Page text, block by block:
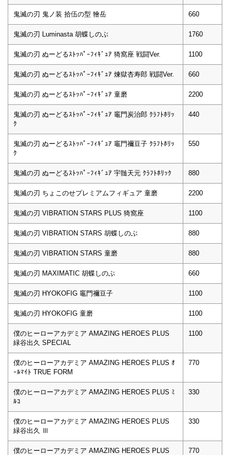
鬼滅の刃 鬼ノ装 拾伍の型 獪岳 660
鬼滅の刃 Luminasta 胡蝶しのぶ 1760
鬼滅の刃 ぬーどるｽﾄｯﾊﾟｰﾌｨｷﾞｭｱ 猗窩座 戦闘Ver. 1100
鬼滅の刃 ぬーどるｽﾄｯﾊﾟｰﾌｨｷﾞｭｱ 煉獄杏寿郎 戦闘Ver. 660
鬼滅の刃 ぬーどるｽﾄｯﾊﾟｰﾌｨｷﾞｭｱ 童磨 2200
鬼滅の刃 ぬーどるｽﾄｯﾊﾟｰﾌｨｷﾞｭｱ 竈門炭治郎 ｸﾗﾌﾄﾎﾘｯ
ｸ
440
鬼滅の刃 ぬーどるｽﾄｯﾊﾟｰﾌｨｷﾞｭｱ 竈門禰豆子 ｸﾗﾌﾄﾎﾘｯ
ｸ
550
鬼滅の刃 ぬーどるｽﾄｯﾊﾟｰﾌｨｷﾞｭｱ 宇髄天元 ｸﾗﾌﾄﾎﾘｯｸ 880
鬼滅の刃 ちょこのせプレミアムフィギュア 童磨 2200
鬼滅の刃 VIBRATION STARS PLUS 猗窩座 1100
鬼滅の刃 VIBRATION STARS 胡蝶しのぶ 880
鬼滅の刃 VIBRATION STARS 童磨 880
鬼滅の刃 MAXIMATIC 胡蝶しのぶ 660
鬼滅の刃 HYOKOFIG 竈門禰豆子 1100
鬼滅の刃 HYOKOFIG 童磨 1100
僕のヒーローアカデミア AMAZING HEROES PLUS
緑谷出久 SPECIAL
1100
僕のヒーローアカデミア AMAZING HEROES PLUS ｵ
ｰﾙﾏｲﾄ TRUE FORM
770
僕のヒーローアカデミア AMAZING HEROES PLUS ﾐ
ﾙｺ
330
僕のヒーローアカデミア AMAZING HEROES PLUS
緑谷出久 Ⅲ
330
僕のヒーローアカデミア AMAZING HEROES PLUS
770